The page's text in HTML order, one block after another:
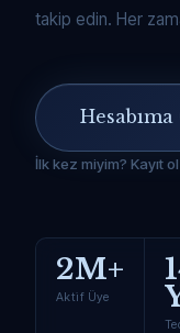
takip edin. Her
İlk kez miyim? Kayıt ol
2M+
Aktif Üye